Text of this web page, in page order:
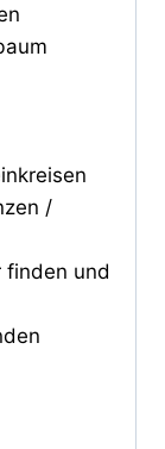
/
finden und